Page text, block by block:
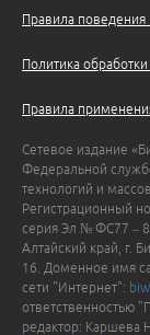
Правила поведения
Политика
Правила
Сетевое издание
Федеральной
технологий и
Регистрационный
серия Эл № ФС77 –
Алтайский край, г.
16. Доменное имя
сети "Интернет":
ответственностью
редактор: Каршева